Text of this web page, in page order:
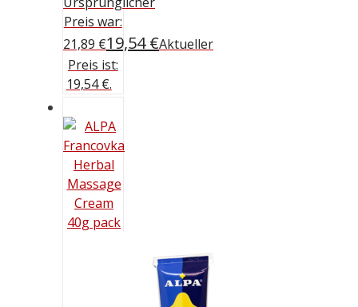
Preis war:
21,89 €19,54€Aktueller
Preis ist:
19,54 €.